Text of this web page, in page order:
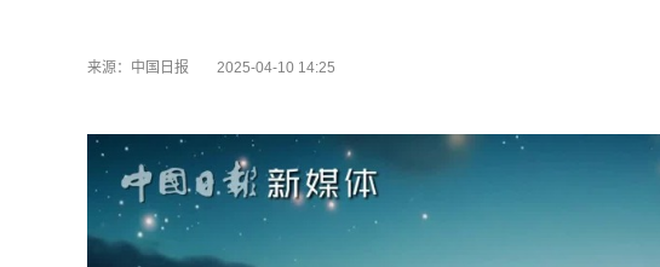
来源：中国日报 2025-04-10 14:25